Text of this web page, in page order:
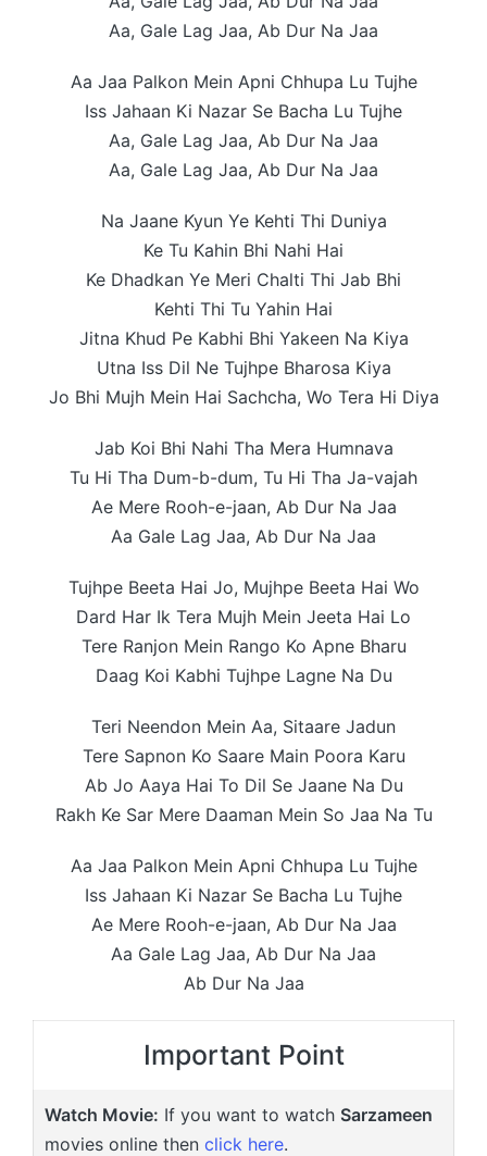
Aa, Gale Lag Jaa, Ab Dur Na Jaa
Aa Jaa Palkon Mein Apni Chhupa Lu Tujhe
Iss Jahaan Ki Nazar Se Bacha Lu Tujhe
Aa, Gale Lag Jaa, Ab Dur Na Jaa
Aa, Gale Lag Jaa, Ab Dur Na Jaa
Na Jaane Kyun Ye Kehti Thi Duniya
Ke Tu Kahin Bhi Nahi Hai
Ke Dhadkan Ye Meri Chalti Thi Jab Bhi
Kehti Thi Tu Yahin Hai
Jitna Khud Pe Kabhi Bhi Yakeen Na Kiya
Utna Iss Dil Ne Tujhpe Bharosa Kiya
Jo Bhi Mujh Mein Hai Sachcha, Wo Tera Hi Diya
Jab Koi Bhi Nahi Tha Mera Humnava
Tu Hi Tha Dum-b-dum, Tu Hi Tha Ja-vajah
Ae Mere Rooh-e-jaan, Ab Dur Na Jaa
Aa Gale Lag Jaa, Ab Dur Na Jaa
Tujhpe Beeta Hai Jo, Mujhpe Beeta Hai Wo
Dard Har Ik Tera Mujh Mein Jeeta Hai Lo
Terе Ranjon Mein Rango Ko Apne Bharu
Daag Koi Kabhi Tujhpe Lagnе Na Du
Teri Neendon Mein Aa, Sitaare Jadun
Tere Sapnon Ko Saare Main Poora Karu
Ab Jo Aaya Hai To Dil Se Jaane Na Du
Rakh Ke Sar Mere Daaman Mein So Jaa Na Tu
Aa Jaa Palkon Mein Apni Chhupa Lu Tujhe
Iss Jahaan Ki Nazar Se Bacha Lu Tujhe
Ae Mere Rooh-e-jaan, Ab Dur Na Jaa
Aa Gale Lag Jaa, Ab Dur Na Jaa
Ab Dur Na Jaa
Important Point
Watch Movie: If you want to watch Sarzameen
movies online then click here.